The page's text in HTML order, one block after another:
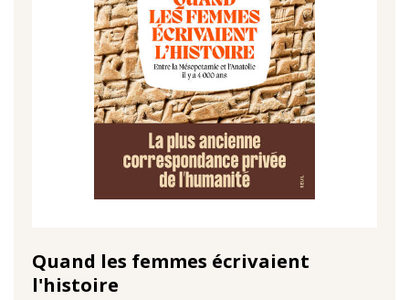
Quand les femmes écrivaient
l'histoire